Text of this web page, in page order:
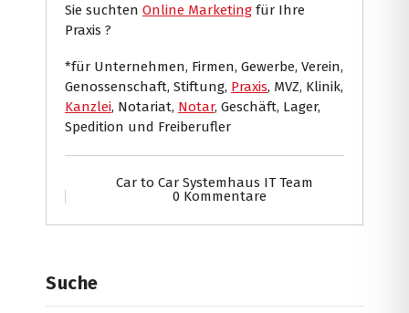
Sie suchten Online Marketing für Ihre
Praxis ?
*für Unternehmen, Firmen, Gewerbe, Verein,
Genossenschaft, Stiftung, Praxis, MVZ, Klinik,
Kanzlei, Notariat, Notar, Geschäft, Lager,
Spedition und Freiberufler
Car to Car Systemhaus IT Team
0 Kommentare
Suche